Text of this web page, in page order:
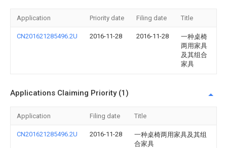
Application Priority date Filing date Title
CN201621285496.2U 2016-11-28 2016-11-28
一种桌椅
两用家具
及其组合
家具
Applications Claiming Priority (1)
Application Filing date Title
CN201621285496.2U 2016-11-28
一种桌椅两用家具及其组
合家具